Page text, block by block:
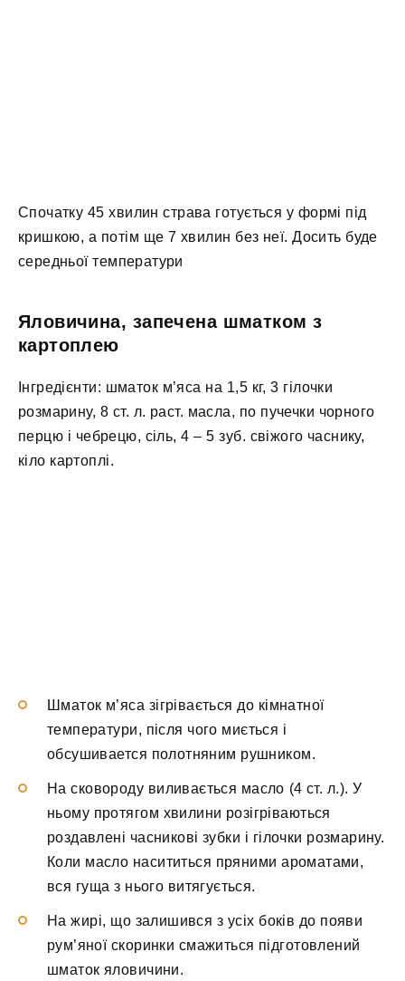
Спочатку 45 хвилин страва готується у формі під
кришкою, а потім ще 7 хвилин без неї. Досить буде
середньої температури
Яловичина, запечена шматком з
картоплею
Інгредієнти: шматок м’яса на 1,5 кг, 3 гілочки
розмарину, 8 ст. л. раст. масла, по пучечки чорного
перцю і чебрецю, сіль, 4 – 5 зуб. свіжого часнику,
кіло картоплі.
Шматок м’яса зігрівається до кімнатної
температури, після чого миється і
обсушивается полотняним рушником.
На сковороду виливається масло (4 ст. л.). У
ньому протягом хвилини розігріваються
роздавлені часникові зубки і гілочки розмарину.
Коли масло насититься пряними ароматами,
вся гуща з нього витягується.
На жирі, що залишився з усіх боків до появи
рум’яної скоринки смажиться підготовлений
шматок яловичини.